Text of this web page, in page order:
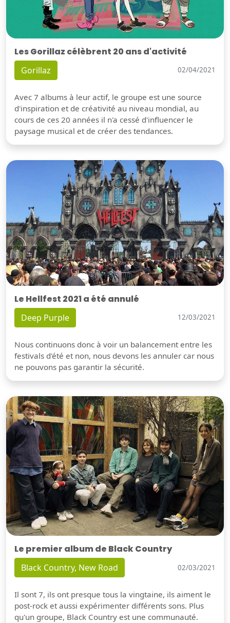
Les Gorillaz célèbrent 20 ans d'activité
Gorillaz 02/04/2021
Avec 7 albums à leur actif, le groupe est une source
d'inspiration et de créativité au niveau mondial, au
cours de ces 20 années il n'a cessé d'influencer le
paysage musical et de créer des tendances.
Le Hellfest 2021 a été annulé
Deep Purple 12/03/2021
Nous continuons donc à voir un balancement entre les
festivals d'été et non, nous devons les annuler car nous
ne pouvons pas garantir la sécurité.
Le premier album de Black Country
Black Country, New Road 02/03/2021
Il sont 7, ils ont presque tous la vingtaine, ils aiment le
post-rock et aussi expérimenter différents sons. Plus
qu'un groupe, Black Country est une communauté.